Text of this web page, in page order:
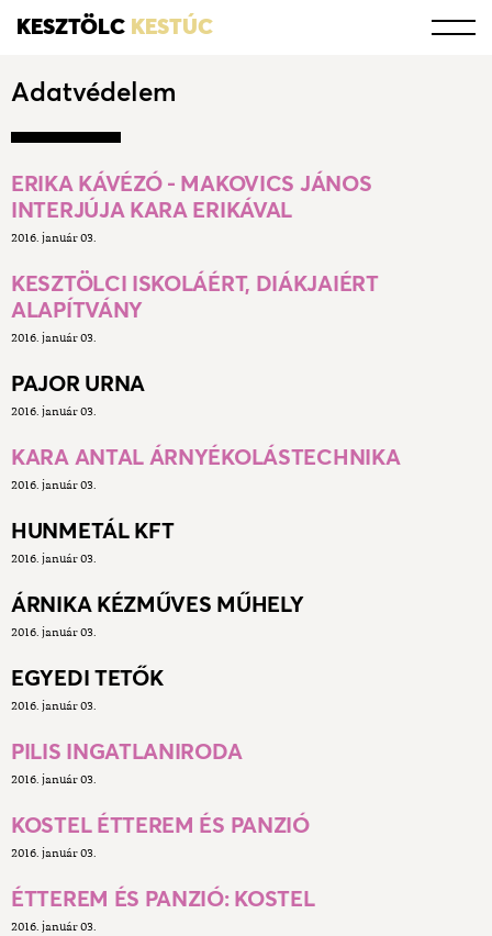
KESZTÖLC KESTÚC
Adatvédelem
ERIKA KÁVÉZÓ - MAKOVICS JÁNOS
INTERJÚJA KARA ERIKÁVAL
2016. január 03.
KESZTÖLCI ISKOLÁÉRT, DIÁKJAIÉRT
ALAPÍTVÁNY
2016. január 03.
PAJOR URNA
2016. január 03.
KARA ANTAL ÁRNYÉKOLÁSTECHNIKA
2016. január 03.
HUNMETÁL KFT
2016. január 03.
ÁRNIKA KÉZMŰVES MŰHELY
2016. január 03.
EGYEDI TETŐK
2016. január 03.
PILIS INGATLANIRODA
2016. január 03.
KOSTEL ÉTTEREM ÉS PANZIÓ
2016. január 03.
ÉTTEREM ÉS PANZIÓ: KOSTEL
2016. január 03.